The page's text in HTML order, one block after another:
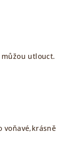
utlouct.
voňavé,krásně